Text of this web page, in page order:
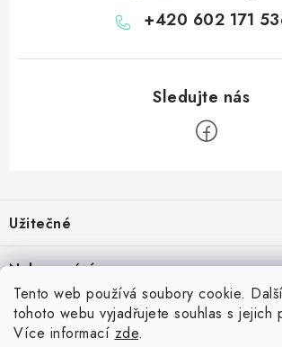
Tento web používá soubory cookie.
tohoto webu vyjadřujete souhlas s jejich
Více informací zde.
+420 602 171
p
a
Užitečné
Kontakt
Věrnostní program
Inspirujte se zákazníky
Nakupování
Jak nakupovat
Vrácení zboží
Blog